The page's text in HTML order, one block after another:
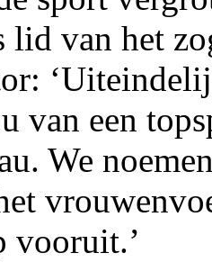
van het
van een
We
vooruit.’